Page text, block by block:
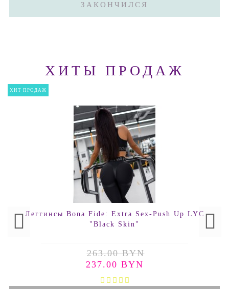
ЗАКОНЧИЛСЯ
ХИТЫ ПРОДАЖ
ХИТ ПРОДАЖ
Леггинсы Bona Fide: Extra Sex-Push Up LYC
"Black Skin"
263.00 BYN
237.00 BYN